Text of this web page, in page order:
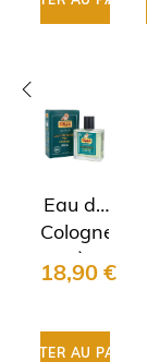
Eau de
Cologne
après-
rasage
Cella
18,90 €
AJOUTER AU PANIER